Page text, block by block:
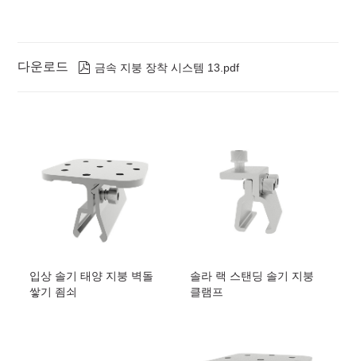
다운로드  금속 지붕 장착 시스템 13.pdf
입상 솔기 태양 지붕 벽돌
쌓기 죔쇠
솔라 랙 스탠딩 솔기 지붕
클램프